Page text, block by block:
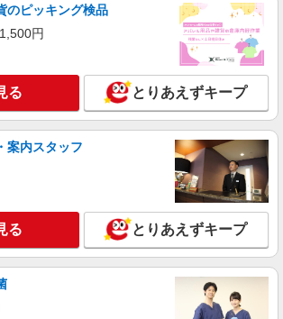
ホール・キッチンスタッフ
時給1300円 ※研修30時間有（同時給）
・名古屋伏見店 （愛知県名古屋市中区栄2丁目
2-7）
詳細を見る
とんかつ専門店の接客、調理補助
アルバイト・パート：時給1,150円〜
愛知県名古屋市中区栄3-29-1 名古屋パルコ
西館7F
詳細を見る
のピッキング検品
円
る とりあえずキープ
案内スタッフ
る とりあえずキープ